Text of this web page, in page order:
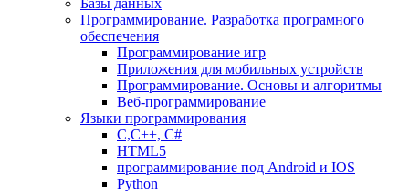
Базы данных
Программирование. Разработка програмного
обеспечения
Программирование игр
Приложения для мобильных устройств
Программирование. Основы и алгоритмы
Веб-программирование
Языки программирования
С,С++, С#
HTML5
программирование под Android и IOS
Python